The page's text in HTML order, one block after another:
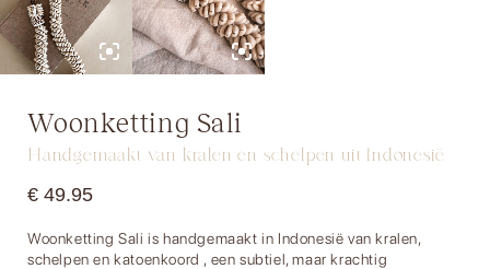
Woonketting Sali
Handgemaakt van kralen en schelpen uit Indonesië
€ 49.95
Woonketting Sali is handgemaakt in Indonesië van kralen,
schelpen en katoenkoord , een subtiel, maar krachtig